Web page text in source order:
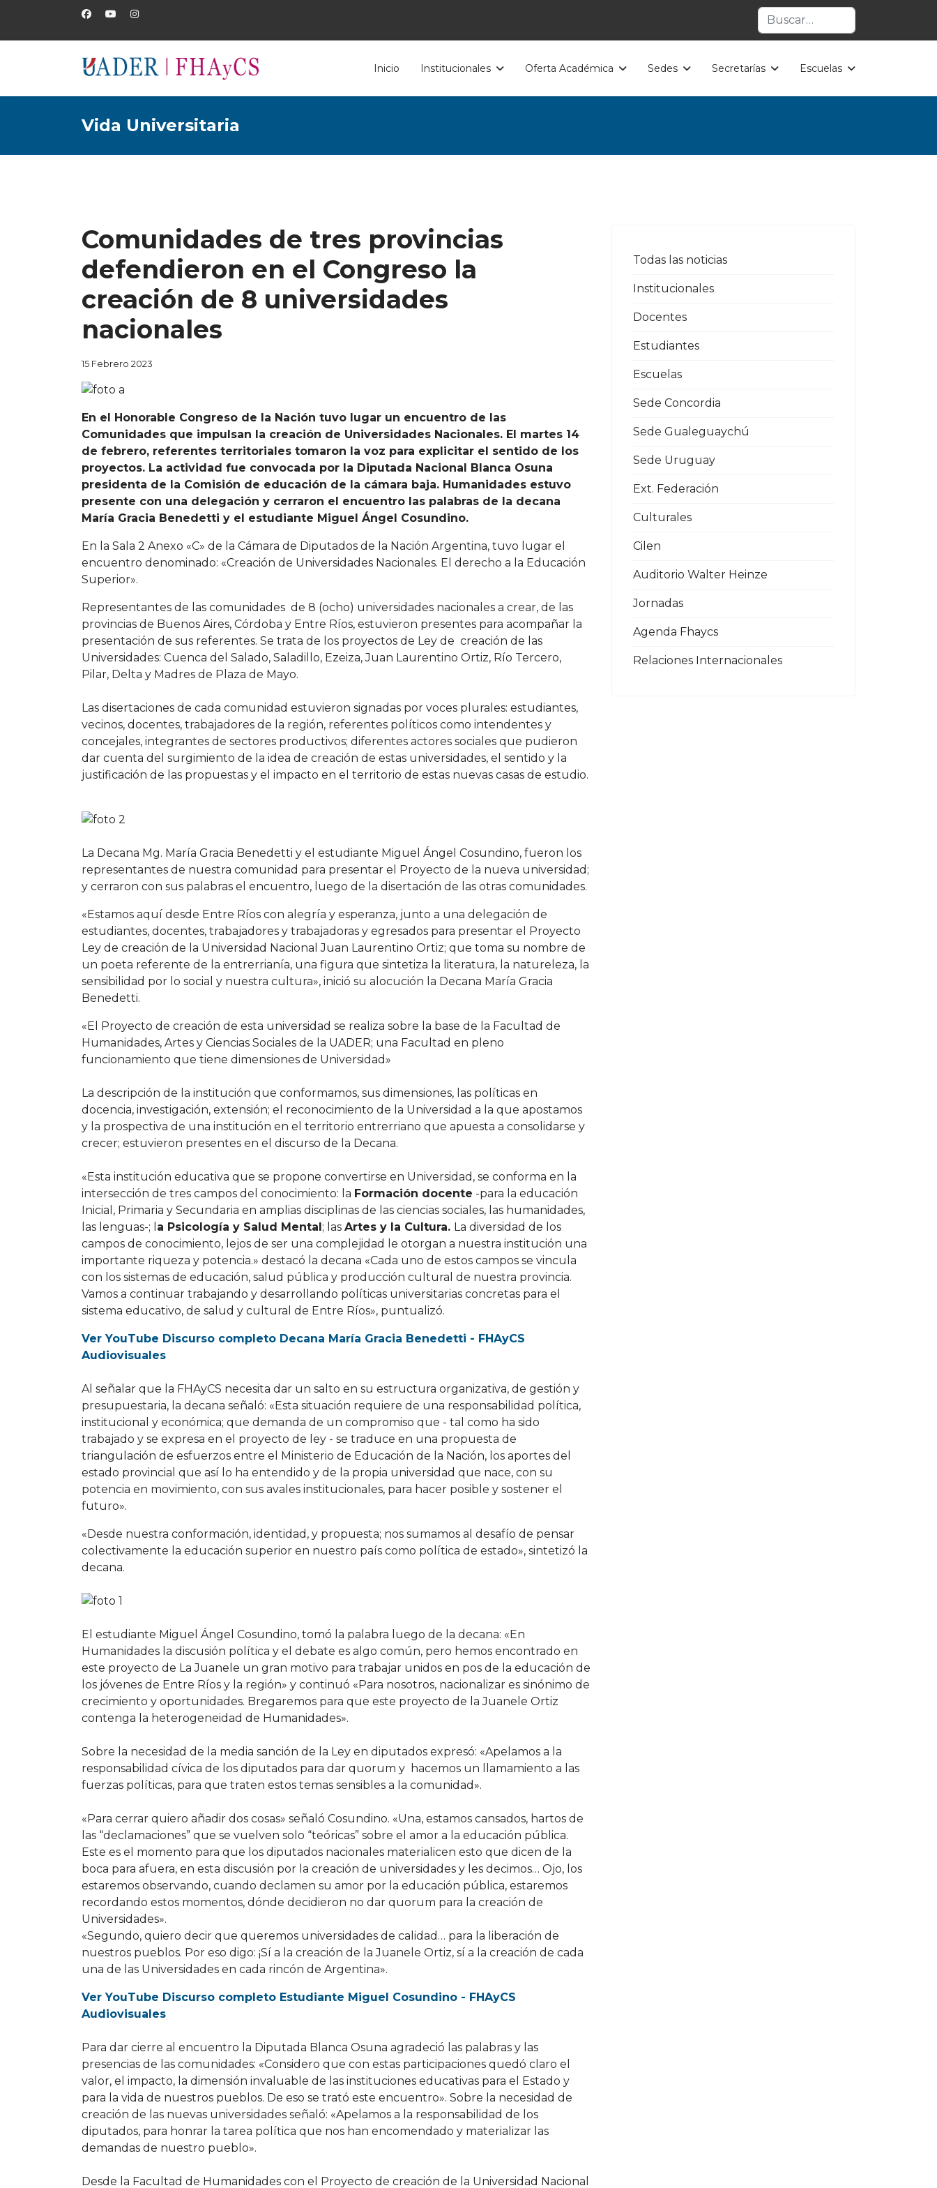
Buscar
Inicio Institucionales Oferta Académica Sedes Secretarías Escuelas
Vida Universitaria
Comunidades de tres provincias
defendieron en el Congreso la
creación de 8 universidades
nacionales
15 Febrero 2023
En el Honorable Congreso de la Nación tuvo lugar un encuentro de las
Comunidades que impulsan la creación de Universidades Nacionales. El martes 14
de febrero, referentes territoriales tomaron la voz para explicitar el sentido de los
proyectos. La actividad fue convocada por la Diputada Nacional Blanca Osuna
presidenta de la Comisión de educación de la cámara baja. Humanidades estuvo
presente con una delegación y cerraron el encuentro las palabras de la decana
María Gracia Benedetti y el estudiante Miguel Ángel Cosundino.
En la Sala 2 Anexo «C» de la Cámara de Diputados de la Nación Argentina, tuvo lugar el
encuentro denominado: «Creación de Universidades Nacionales. El derecho a la Educación
Superior».
Representantes de las comunidades de 8 (ocho) universidades nacionales a crear, de las
provincias de Buenos Aires, Córdoba y Entre Ríos, estuvieron presentes para acompañar la
presentación de sus referentes. Se trata de los proyectos de Ley de creación de las
Universidades: Cuenca del Salado, Saladillo, Ezeiza, Juan Laurentino Ortiz, Río Tercero,
Pilar, Delta y Madres de Plaza de Mayo.
Las disertaciones de cada comunidad estuvieron signadas por voces plurales: estudiantes,
vecinos, docentes, trabajadores de la región, referentes políticos como intendentes y
concejales, integrantes de sectores productivos; diferentes actores sociales que pudieron
dar cuenta del surgimiento de la idea de creación de estas universidades, el sentido y la
justificación de las propuestas y el impacto en el territorio de estas nuevas casas de estudio.
La Decana Mg. María Gracia Benedetti y el estudiante Miguel Ángel Cosundino, fueron los
representantes de nuestra comunidad para presentar el Proyecto de la nueva universidad;
y cerraron con sus palabras el encuentro, luego de la disertación de las otras comunidades.
«Estamos aquí desde Entre Ríos con alegría y esperanza, junto a una delegación de
estudiantes, docentes, trabajadores y trabajadoras y egresados para presentar el Proyecto
Ley de creación de la Universidad Nacional Juan Laurentino Ortiz; que toma su nombre de
un poeta referente de la entrerrianía, una figura que sintetiza la literatura, la natureleza, la
sensibilidad por lo social y nuestra cultura», inició su alocución la Decana María Gracia
Benedetti.
«El Proyecto de creación de esta universidad se realiza sobre la base de la Facultad de
Humanidades, Artes y Ciencias Sociales de la UADER; una Facultad en pleno
funcionamiento que tiene dimensiones de Universidad»
La descripción de la institución que conformamos, sus dimensiones, las políticas en
docencia, investigación, extensión; el reconocimiento de la Universidad a la que apostamos
y la prospectiva de una institución en el territorio entrerriano que apuesta a consolidarse y
crecer; estuvieron presentes en el discurso de la Decana.
«Esta institución educativa que se propone convertirse en Universidad, se conforma en la
intersección de tres campos del conocimiento: la Formación docente -para la educación
Inicial, Primaria y Secundaria en amplias disciplinas de las ciencias sociales, las humanidades,
las lenguas-; l a Psicología y Salud Mental; las Artes y la Cultura. La diversidad de los
campos de conocimiento, lejos de ser una complejidad le otorgan a nuestra institución una
importante riqueza y potencia.» destacó la decana «Cada uno de estos campos se vincula
con los sistemas de educación, salud pública y producción cultural de nuestra provincia.
Vamos a continuar trabajando y desarrollando políticas universitarias concretas para el
sistema educativo, de salud y cultural de Entre Ríos», puntualizó.
Ver YouTube Discurso completo Decana María Gracia Benedetti - FHAyCS
Audiovisuales
Al señalar que la FHAyCS necesita dar un salto en su estructura organizativa, de gestión y
presupuestaria, la decana señaló: «Esta situación requiere de una responsabilidad política,
institucional y económica; que demanda de un compromiso que - tal como ha sido
trabajado y se expresa en el proyecto de ley - se traduce en una propuesta de
triangulación de esfuerzos entre el Ministerio de Educación de la Nación, los aportes del
estado provincial que así lo ha entendido y de la propia universidad que nace, con su
potencia en movimiento, con sus avales institucionales, para hacer posible y sostener el
futuro».
«Desde nuestra conformación, identidad, y propuesta; nos sumamos al desafío de pensar
colectivamente la educación superior en nuestro país como política de estado», sintetizó la
decana.
El estudiante Miguel Ángel Cosundino, tomó la palabra luego de la decana: «En
Humanidades la discusión política y el debate es algo común, pero hemos encontrado en
este proyecto de La Juanele un gran motivo para trabajar unidos en pos de la educación de
los jóvenes de Entre Ríos y la región» y continuó «Para nosotros, nacionalizar es sinónimo de
crecimiento y oportunidades. Bregaremos para que este proyecto de la Juanele Ortiz
contenga la heterogeneidad de Humanidades».
Sobre la necesidad de la media sanción de la Ley en diputados expresó: «Apelamos a la
responsabilidad cívica de los diputados para dar quorum y hacemos un llamamiento a las
fuerzas políticas, para que traten estos temas sensibles a la comunidad».
«Para cerrar quiero añadir dos cosas» señaló Cosundino. «Una, estamos cansados, hartos de
las “declamaciones” que se vuelven solo “teóricas” sobre el amor a la educación pública.
Este es el momento para que los diputados nacionales materialicen esto que dicen de la
boca para afuera, en esta discusión por la creación de universidades y les decimos… Ojo, los
estaremos observando, cuando declamen su amor por la educación pública, estaremos
recordando estos momentos, dónde decidieron no dar quorum para la creación de
Universidades».
«Segundo, quiero decir que queremos universidades de calidad… para la liberación de
nuestros pueblos. Por eso digo: ¡Sí a la creación de la Juanele Ortiz, sí a la creación de cada
una de las Universidades en cada rincón de Argentina».
Ver YouTube Discurso completo Estudiante Miguel Cosundino - FHAyCS
Audiovisuales
Para dar cierre al encuentro la Diputada Blanca Osuna agradeció las palabras y las
presencias de las comunidades: «Considero que con estas participaciones quedó claro el
valor, el impacto, la dimensión invaluable de las instituciones educativas para el Estado y
para la vida de nuestros pueblos. De eso se trató este encuentro». Sobre la necesidad de
creación de las nuevas universidades señaló: «Apelamos a la responsabilidad de los
diputados, para honrar la tarea política que nos han encomendado y materializar las
demandas de nuestro pueblo».
Desde la Facultad de Humanidades con el Proyecto de creación de la Universidad Nacional
Todas las noticias
Institucionales
Docentes
Estudiantes
Escuelas
Sede Concordia
Sede Gualeguaychú
Sede Uruguay
Ext. Federación
Culturales
Cilen
Auditorio Walter Heinze
Jornadas
Agenda Fhaycs
Relaciones Internacionales